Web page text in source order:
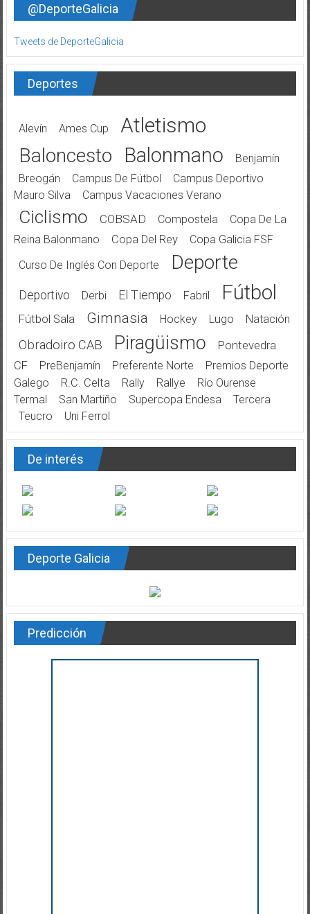
@DeporteGalicia
Tweets de DeporteGalicia
Deportes
Alevín Ames Cup Atletismo
Baloncesto Balonmano
Benjamín
Breogán
Campus De Fútbol
Campus Deportivo
Mauro Silva
Campus Vacaciones Verano
Ciclismo COBSAD Compostela
Copa De La
Reina Balonmano
Copa Del Rey
Copa Galicia FSF
Curso De Inglés Con Deporte
Deporte
Deportivo Derbi El Tiempo Fabril Fútbol
Fútbol Sala Gimnasia Hockey Lugo Natación
Obradoiro CAB Piragüismo
Pontevedra
CF
PreBenjamín Preferente Norte
Premios Deporte
Galego
R.C. Celta Rally Rallye
Río Ourense
Termal
San Martiño Supercopa Endesa
Tercera
Teucro
Uni Ferrol
De interés
Deporte Galicia
Predicción